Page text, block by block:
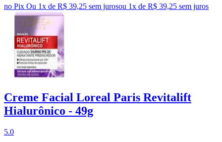
no Pix Ou 1x de R$ 39,25 sem jurosou 1x de R$ 39,25 sem juros
Creme Facial Loreal Paris Revitalift
Hialurônico - 49g
5.0